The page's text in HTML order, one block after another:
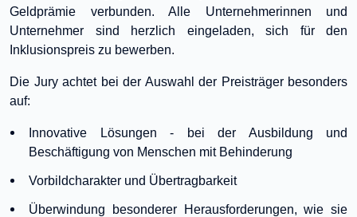
Geldprämie verbunden. Alle Unternehmerinnen und
Unternehmer sind herzlich eingeladen, sich für den
Inklusionspreis zu bewerben.
Die Jury achtet bei der Auswahl der Preisträger besonders
auf:
Innovative Lösungen - bei der Ausbildung und
Beschäftigung von Menschen mit Behinderung
Vorbildcharakter und Übertragbarkeit
Überwindung besonderer Herausforderungen, wie sie